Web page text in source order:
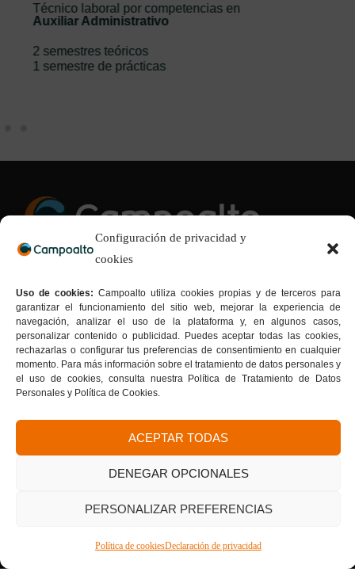
Configuración de privacidad y
cookies
Uso de cookies: Campoalto utiliza cookies propias y de terceros para
garantizar el funcionamiento del sitio web, mejorar la experiencia de
navegación, analizar el uso de la plataforma y, en algunos casos,
personalizar contenido o publicidad. Puedes aceptar todas las cookies,
rechazarlas o configurar tus preferencias de consentimiento en cualquier
momento. Para más información sobre el tratamiento de datos personales y
el uso de cookies, consulta nuestra Política de Tratamiento de Datos
Personales y Política de Cookies.
ACEPTAR TODAS
DENEGAR OPCIONALES
PERSONALIZAR PREFERENCIAS
Política de cookiesDeclaración de privacidad
Técnico laboral por competencias en
Auxiliar Administrativo
2 semestres teóricos
1 semestre de prácticas
Educación para el trabajo y el desarrollo humano sujeta a
Horarios de Atención:
Lunes a viernes: 8:00 a.m. A 9:00 p.m.
Sábado: 8:00 am a 12:00 p.m.
Servicio al Estudiante:
+57 313 793 6336
+333 400 4050– OPCIÓN 2.
WhatsApp Admisiones:
+57 314 454 6332
Calle 65 Sur # 77G – 75 |Sede Kennedy:Av. Boyacá # 37-
Tu formación con sello de calidad
Donde la calidad se convierte en tu mejor carta de